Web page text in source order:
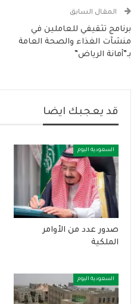
المقال السابق
برنامج تثقيفي للعاملين في
منشآت الغذاء والصحة العامة
بـ”أمانة الرياض”
قد يعجبك ايضا
السعودية اليوم
صدور عدد من الأوامر
الملكية
السعودية اليوم